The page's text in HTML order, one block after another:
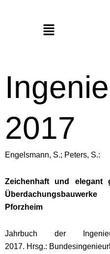
Menü
2017
Engelsmann, S.; Peters, S.:
Zeichenhaft und elegant
Pforzheim
Jahrbuch der
2017. Hrsg.: